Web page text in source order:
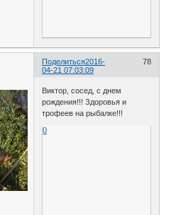
Поделиться 78
2016-
04-21 07:03:09
Виктор, сосед, с днем
рождения!!! Здоровья и
трофеев на рыбалке!!!
0